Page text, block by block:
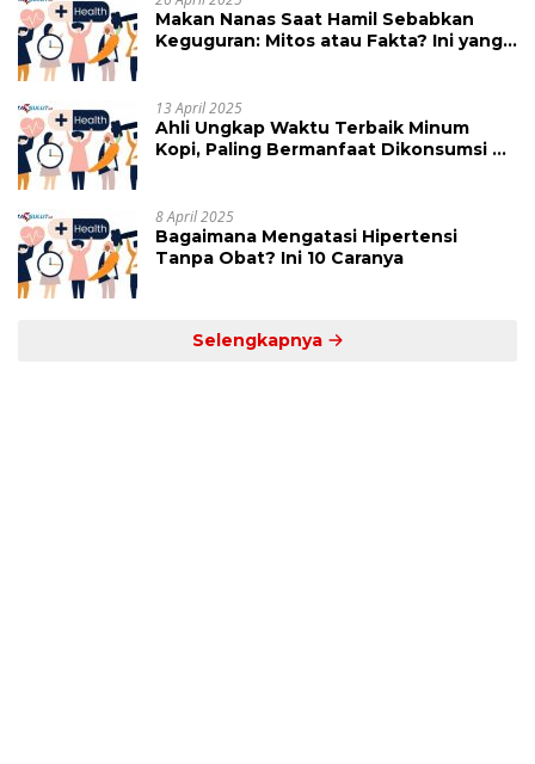
Makan Nanas Saat Hamil Sebabkan
Keguguran: Mitos atau Fakta? Ini yang
13 April 2025
Ahli Ungkap Waktu Terbaik Minum
Kopi, Paling Bermanfaat Dikonsumsi di
8 April 2025
Bagaimana Mengatasi Hipertensi
Tanpa Obat? Ini 10 Caranya
Selengkapnya